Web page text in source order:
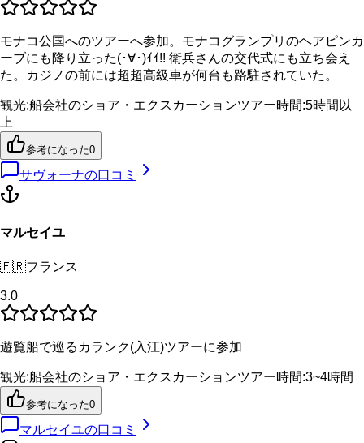
モナコ公国へのツアーへ参加。モナコグランプリのヘアピンカ
ーブにも降り立った(･∀･)ｲｲ!! 衛兵さんの交代式にも立ち会え
た。カジノの前には超超高級車が何台も路駐されていた。
観光:船会社のショア・エクスカーションツアー時間:5時間以
上
参考になった0
サヴォーナの口コミ
マルセイユ
🇫🇷フランス
3.0
遊覧船で巡るカランク(入江)ツアーに参加
観光:船会社のショア・エクスカーションツアー時間:3~4時間
参考になった0
マルセイユの口コミ